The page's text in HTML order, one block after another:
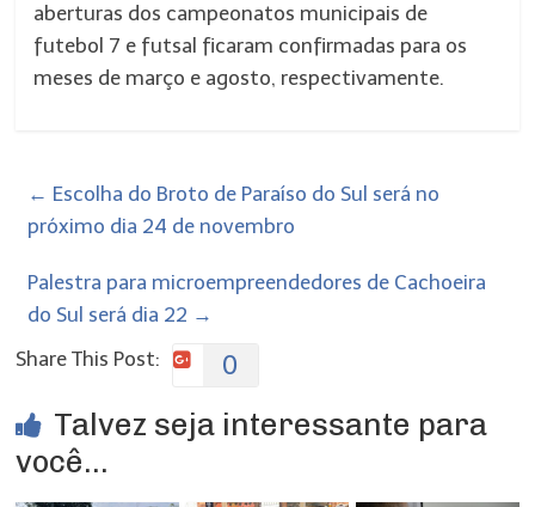
aberturas dos campeonatos municipais de
futebol 7 e futsal ficaram confirmadas para os
meses de março e agosto, respectivamente.
← Escolha do Broto de Paraíso do Sul será no
próximo dia 24 de novembro
Palestra para microempreendedores de Cachoeira
do Sul será dia 22 →
Share This Post:
0
Talvez seja interessante para
você...